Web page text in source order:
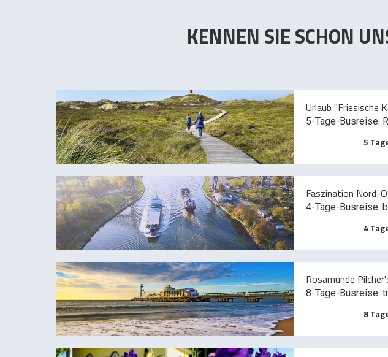
KENNEN SIE SCHON
Urlaub "Friesische
5-Tage-Busreise:
5
Faszination Nord-
4-Tage-Busreise:
4
Rosamunde
8-Tage-Busreise:
8